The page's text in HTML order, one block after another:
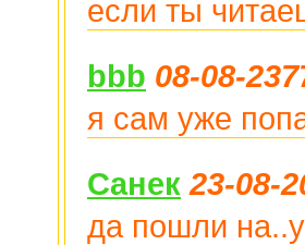
если ты
bbb 08-08-
я сам уже
Санек 23-08-
да пошли